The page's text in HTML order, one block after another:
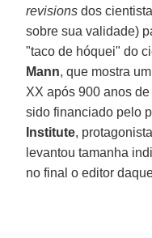
revisions dos
sobre sua validade)
"taco de hóquei" do
Mann, que mostra
XX após 900 anos
sido financiado pelo
Institute,
levantou tamanha
no final o editor